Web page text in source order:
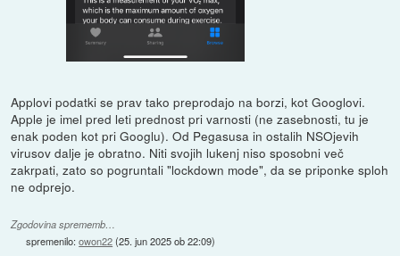
Applovi podatki se prav tako preprodajo na borzi, kot Googlovi.
Apple je imel pred leti prednost pri varnosti (ne zasebnosti, tu je
enak poden kot pri Googlu). Od Pegasusa in ostalih NSOjevih
virusov dalje je obratno. Niti svojih lukenj niso sposobni več
zakrpati, zato so pogruntali "lockdown mode", da se priponke sploh
ne odprejo.
Zgodovina sprememb…
spremenilo:owon22(25. jun 2025 ob 22:09)